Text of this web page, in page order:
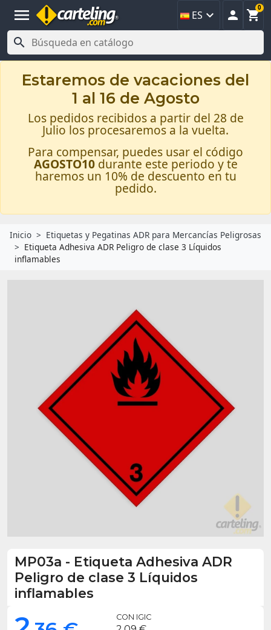
menu ES   
0

Estaremos de vacaciones del
1 al 16 de Agosto
Los pedidos recibidos a partir del 28 de
Julio los procesaremos a la vuelta.
Para compensar, puedes usar el código
AGOSTO10 durante este periodo y te
haremos un 10% de descuento en tu
pedido.
Inicio
Etiquetas y Pegatinas ADR para Mercancías Peligrosas
Etiqueta Adhesiva ADR Peligro de clase 3 Líquidos
inflamables
MP03a - Etiqueta Adhesiva ADR
Peligro de clase 3 Líquidos
inflamables
CON IGIC